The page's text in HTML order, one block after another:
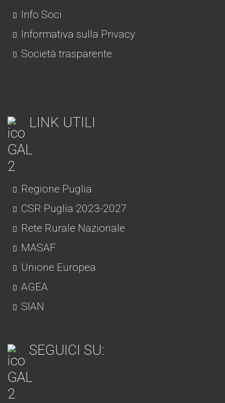
Info Soci
Informativa sulla Privacy
Società trasparente
LINK UTILI
Regione Puglia
CSR Puglia 2023-2027
Rete Rurale Nazionale
MASAF
Unione Europea
AGEA
SIAN
SEGUICI SU: